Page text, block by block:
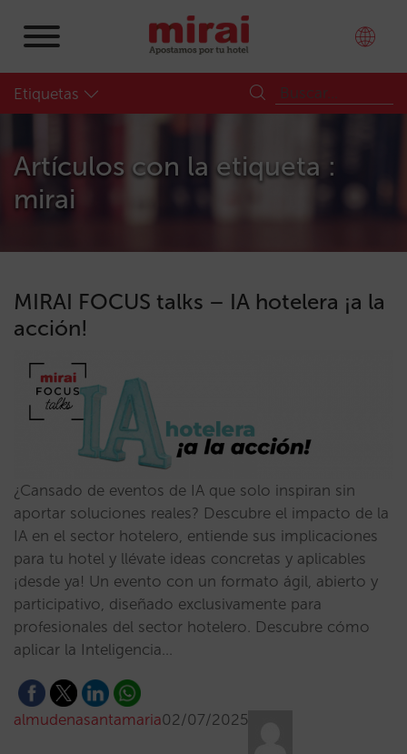
Etiquetas
Artículos con la etiqueta :
mirai
MIRAI FOCUS talks – IA hotelera ¡a la
acción!
¿Cansado de eventos de IA que solo inspiran sin
aportar soluciones reales? Descubre el impacto de la
IA en el sector hotelero, entiende sus implicaciones
para tu hotel y llévate ideas concretas y aplicables
¡desde ya! Un evento con un formato ágil, abierto y
participativo, diseñado exclusivamente para
profesionales del sector hotelero. Descubre cómo
aplicar la Inteligencia…
almudenasantamaria02/07/2025